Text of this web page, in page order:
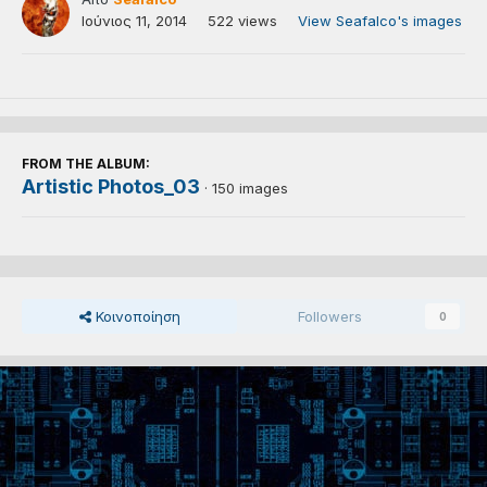
Ιούνιος 11, 2014
522 views View Seafalco's images
FROM THE ALBUM:
Artistic Photos_03 · 150 images
Κοινοποίηση Followers 0